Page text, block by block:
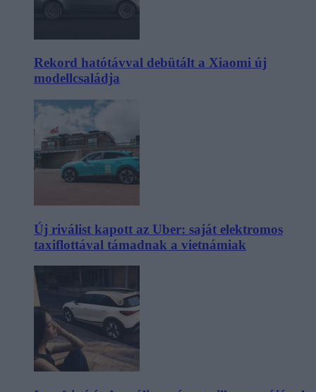
Rekord hatótávval debütált a Xiaomi új
modellcsaládja
Új riválist kapott az Uber: saját elektromos
taxiflottával támadnak a vietnámiak